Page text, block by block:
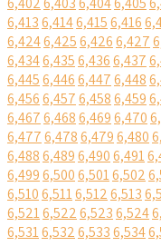
6,4136,4146,4156,416
6,4246,4256,4266,427
6,4346,4356,4366,437
6,4456,4466,4476,448
6,4566,4576,4586,459
6,4676,4686,4696,470
6,4776,4786,4796,480
6,4886,4896,4906,491
6,4996,5006,5016,502
6,5106,5116,5126,513
6,5216,5226,5236,524
6,5316,5326,5336,534